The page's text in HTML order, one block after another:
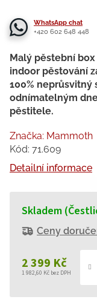
WhatsApp chat
+420 602 648 448
2 399 Kč
1 982,60 Kč bez DPH
cena:
Skladem
Ceny
Malý pěstební
indoor pěstování
100% neprůsvitný
odnímatelným
pěstitele.
Detailní informace
Značka: Mammoth
Kód: 71.609